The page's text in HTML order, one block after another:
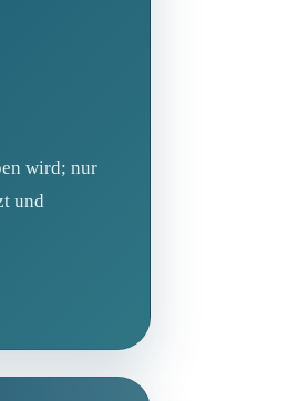
wird; nur
und